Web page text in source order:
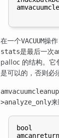
在一个VACUUM操
stats是最后一次
palloc 的结构。它
是可以的，否则必
amvacuumcleanup
>analyze_only
bool